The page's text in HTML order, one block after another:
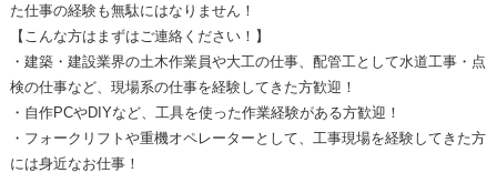
た仕事の経験も無駄にはなりません！
【こんな方はまずはご連絡ください！】
・建築・建設業界の土木作業員や大工の仕事、配管工として水道工事・点
検の仕事など、現場系の仕事を経験してきた方歓迎！
・自作PCやDIYなど、工具を使った作業経験がある方歓迎！
・フォークリフトや重機オペレーターとして、工事現場を経験してきた方
には身近なお仕事！